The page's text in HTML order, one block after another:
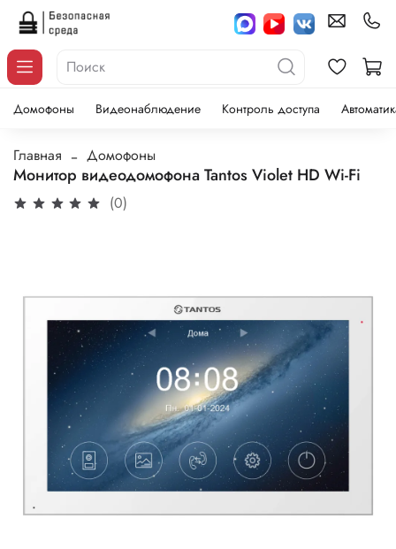
Домофоны Видеонаблюдение Контроль доступа
Главная Домофоны
Монитор видеодомофона Tantos Violet HD Wi-Fi
(0)